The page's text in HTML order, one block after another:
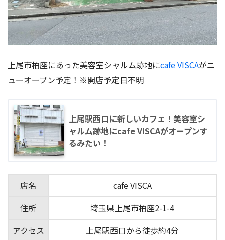
上尾市柏座にあった美容室シャルム跡地にcafe VISCAがニ
ューオープン予定！※開店予定日不明
上尾駅西口に新しいカフェ！美容室シ
ャルム跡地にcafe VISCAがオープンす
るみたい！
店名
cafe VISCA
住所
埼玉県上尾市柏座2-1-4
アクセス
上尾駅西口から徒歩約4分